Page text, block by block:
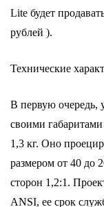
Lite будет
рублей ).
Технические
В первую очередь,
своими
1,3 кг. Оно
размером от 40
сторон 1,2:1.
ANSI, ее срок